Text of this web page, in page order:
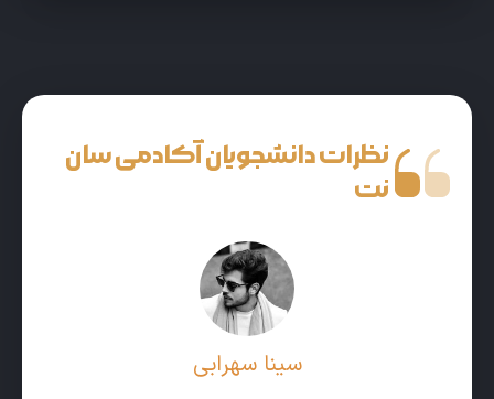
نظرات دانشجویان آکادمی سان
نت
سینا سهرابی